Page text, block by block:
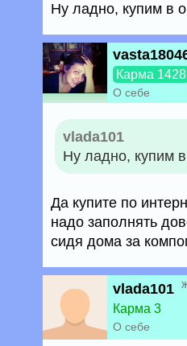
Ну ладно, купим в
Карма 1428
О себе
vlada101
Ну ладно, купим
Да купите по
надо заполнять
сидя дома за
vlada101
Карма 3
О себе